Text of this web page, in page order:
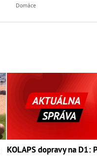
Domáce
KOLAPS dopravy na D1: